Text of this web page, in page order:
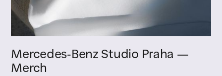
Mercedes-Benz Studio Praha —
Merch